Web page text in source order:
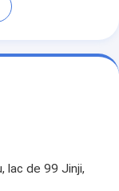
lac de 99 Jinji,